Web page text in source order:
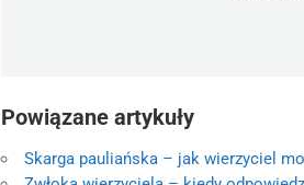
Powiązane artykuły
Skarga pauliańska – jak wierzyciel